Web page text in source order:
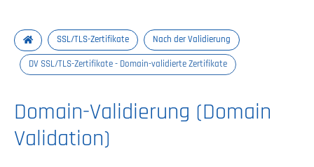
SSL/TLS-Zertifikate Nach der Validierung
DV SSL/TLS-Zertifikate - Domain-validierte Zertifikate
Domain-Validierung (Domain
Validation)